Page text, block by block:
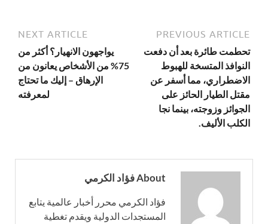
PREVIOUS ARTICLE
تحطمت طائرة بعد أن دفعت
النوافذ المتسخة للهبوط
الاضطراري، مما أسفر عن
مقتل الطيار الحائز على
الجوائز وزوجته، بينما نجا
الكلب الأليف.
NEXT ARTICLE
يواجهون الانهيار؟ أكثر من
75% من الأشخاص يعانون من
الإرهاق – إليك ما تحتاج
لمعرفته
About فؤاد الكرمي
فؤاد الكرمي محرر أخبار عالمية يتابع
المستجدات الدولية ويقدم تغطية